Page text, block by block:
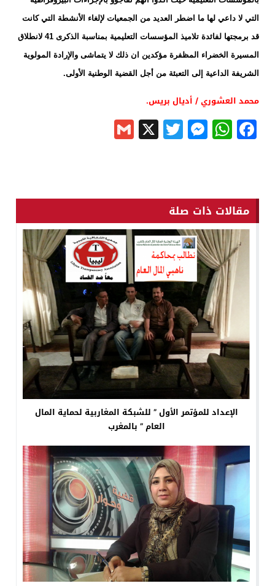
التي لا داعي لها ما اضطر العديد من الجمعيات لإلغاء الأنشطة التي كانت
قد برمجتها لفائدة تلاميذ المؤسسات التعليمية بمناسبة الذكرى 41 لانطلاق
المسيرة الخضراء المظفرة مؤكدين ان ذلك لا يتماشى والإرادة المولوية
الشريفة الداعية إلى التعبئة من أجل القضية الوطنية الأولى.
محمد العشوري / أديال بريس.
Facebook
WhatsApp
Messenger
Twitter
X
مقالات ذات صلة
الإعداد للمؤتمر الأول ” للشبكة المغاربية لحماية المال
العام ” بالمغرب